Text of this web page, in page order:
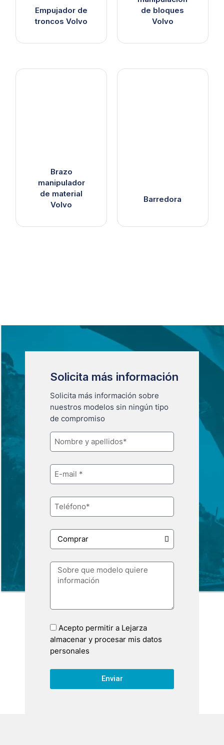
Empujador de
troncos Volvo
de bloques
Volvo
Brazo
manipulador
de material
Volvo
Barredora
Solicita más información
Solicita más información sobre
nuestros modelos sin ningún tipo
de compromiso
Acepto permitir a Lejarza
almacenar y procesar mis datos
personales
Enviar